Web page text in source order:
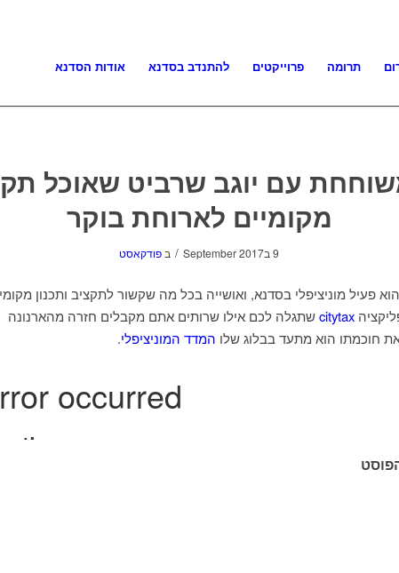
אודות הסדנא להתנדב בסדנא פרוייקטים תרומה
עם יוגב שרביט שאוכל
מקומיים לארוחת בוקר
9 בSeptember 2017 / בפודקאסט
הוא פעיל מוניציפלי בסדנא, ואושייה בכל מה שקשור לתקציב ותכנון
citytaxשתגלה לכם אילו שרותים אתם מקבלים חזרה מהארנונה
חוכמתו הוא מתעד בבלוג שלו המדד המוניציפלי.